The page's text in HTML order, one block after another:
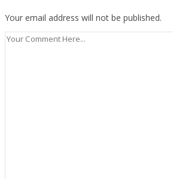
Your email address will not be published.